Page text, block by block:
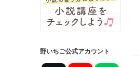
野いちご公式アカウント